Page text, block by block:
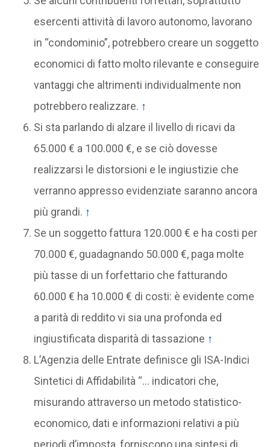
esercenti attività di lavoro autonomo, lavorano
in “condominio”, potrebbero creare un soggetto
economici di fatto molto rilevante e conseguire
vantaggi che altrimenti individualmente non
potrebbero realizzare. ↑
Si sta parlando di alzare il livello di ricavi da
65.000 € a 100.000 €, e se ciò dovesse
realizzarsi le distorsioni e le ingiustizie che
verranno appresso evidenziate saranno ancora
più grandi. ↑
Se un soggetto fattura 120.000 € e ha costi per
70.000 €, guadagnando 50.000 €, paga molte
più tasse di un forfettario che fatturando
60.000 € ha 10.000 € di costi: è evidente come
a parità di reddito vi sia una profonda ed
ingiustificata disparità di tassazione ↑
L’Agenzia delle Entrate definisce gli ISA-Indici
Sintetici di Affidabilità “… indicatori che,
misurando attraverso un metodo statistico-
economico, dati e informazioni relativi a più
periodi d’imposta, forniscono una sintesi di